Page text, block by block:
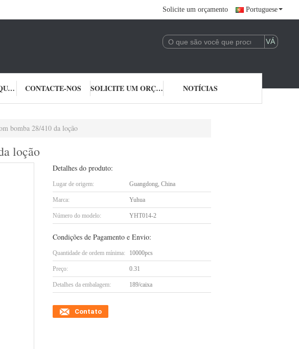
Solicite um orçamento Portuguese
CONTROLE DE QUALIDADE CONTACTE-NOS SOLICITE UM ORÇAMENTO NOTÍCIAS
bomba 28/410 da loção
loção
Detalhes do produto:
Lugar de origem: Guangdong, China
Marca: Yuhua
Número do modelo: YHT014-2
Condições de Pagamento e Envio:
Quantidade de ordem mínima: 10000pcs
Preço: 0.31
Detalhes da embalagem: 189/caixa
Contato